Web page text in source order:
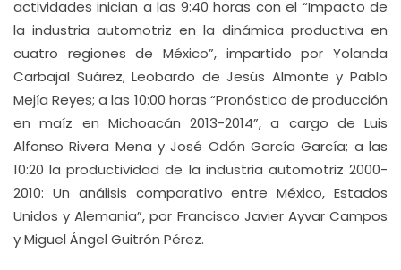
actividades inician a las 9:40 horas con el “Impacto de
la industria automotriz en la dinámica productiva en
cuatro regiones de México”, impartido por Yolanda
Carbajal Suárez, Leobardo de Jesús Almonte y Pablo
Mejía Reyes; a las 10:00 horas “Pronóstico de producción
en maíz en Michoacán 2013-2014”, a cargo de Luis
Alfonso Rivera Mena y José Odón García García; a las
10:20 la productividad de la industria automotriz 2000-
2010: Un análisis comparativo entre México, Estados
Unidos y Alemania”, por Francisco Javier Ayvar Campos
y Miguel Ángel Guitrón Pérez.